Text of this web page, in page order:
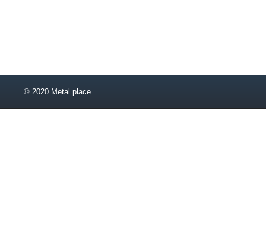
© 2020 Metal.place